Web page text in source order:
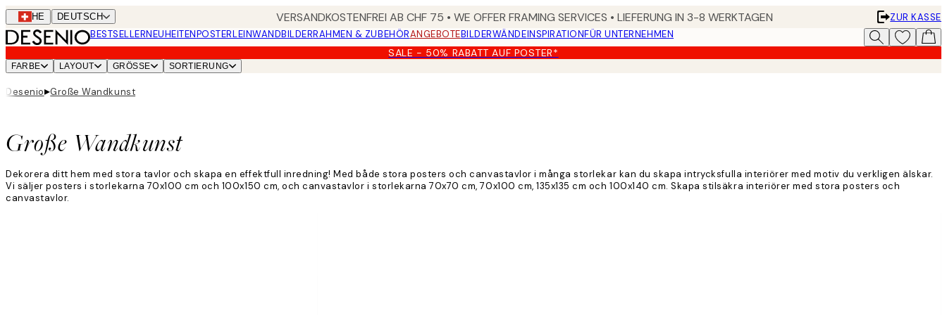
Skip
to
main
content.
CHE DEUTSCH VERSANDKOSTENFREI AB CHF 75 • WE OFFER FRAMING SERVICES • LIEFERUNG IN 3-8 WERKTAGEN
ZUR KASSE
BESTSELLERNEUHEITENPOSTERLEINWANDBILDERRAHMEN & ZUBEHÖRANGEBOTEBILDERWÄNDEINSPIRATIONFÜR UNTERNEHMEN
SALE - 50% RABATT AUF POSTER*
FARBE LAYOUT GRÖSSE SORTIERUNG
Desenio▸Große Wandkunst
Große Wandkunst
Dekorera ditt hem med stora tavlor och skapa en effektfull inredning! Med både stora posters och canvastavlor i många storlekar kan du skapa intrycksfulla interiörer med motiv du verkligen älskar.
Vi säljer posters i storlekarna 70x100 cm och 100x150 cm, och canvastavlor i storlekarna 70x70 cm, 70x100 cm, 135x135 cm och 100x140 cm. Skapa stilsäkra interiörer med stora posters och
canvastavlor.